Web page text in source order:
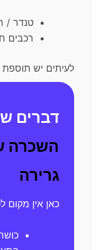
טנדר / רכב
רכבים חזקים
לעיתים יש תוספת
דברים
השכרה
גרירה
כאן אין מקום